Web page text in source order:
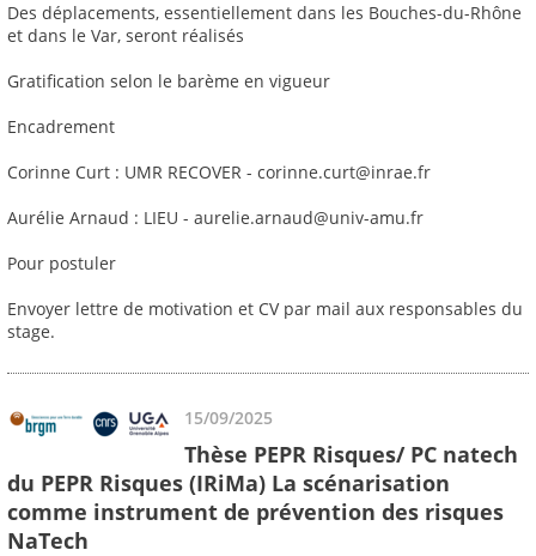
Des déplacements, essentiellement dans les Bouches-du-Rhône
et dans le Var, seront réalisés
Gratification selon le barème en vigueur
Encadrement
Corinne Curt : UMR RECOVER - corinne.curt@inrae.fr
Aurélie Arnaud : LIEU - aurelie.arnaud@univ-amu.fr
Pour postuler
Envoyer lettre de motivation et CV par mail aux responsables du
stage.
15/09/2025
Thèse PEPR Risques/ PC natech
du PEPR Risques (IRiMa) La scénarisation
comme instrument de prévention des risques
NaTech